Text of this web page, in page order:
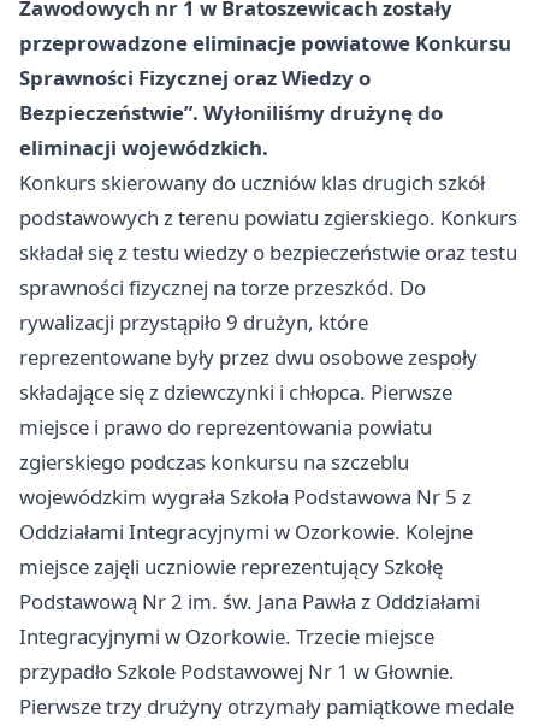
Zawodowych nr 1 w Bratoszewicach zostały
przeprowadzone eliminacje powiatowe Konkursu
Sprawności Fizycznej oraz Wiedzy o
Bezpieczeństwie”. Wyłoniliśmy drużynę do
eliminacji wojewódzkich.
Konkurs skierowany do uczniów klas drugich szkół
podstawowych z terenu powiatu zgierskiego. Konkurs
składał się z testu wiedzy o bezpieczeństwie oraz testu
sprawności fizycznej na torze przeszkód. Do
rywalizacji przystąpiło 9 drużyn, które
reprezentowane były przez dwu osobowe zespoły
składające się z dziewczynki i chłopca. Pierwsze
miejsce i prawo do reprezentowania powiatu
zgierskiego podczas konkursu na szczeblu
wojewódzkim wygrała Szkoła Podstawowa Nr 5 z
Oddziałami Integracyjnymi w Ozorkowie. Kolejne
miejsce zajęli uczniowie reprezentujący Szkołę
Podstawową Nr 2 im. św. Jana Pawła z Oddziałami
Integracyjnymi w Ozorkowie. Trzecie miejsce
przypadło Szkole Podstawowej Nr 1 w Głownie.
Pierwsze trzy drużyny otrzymały pamiątkowe medale